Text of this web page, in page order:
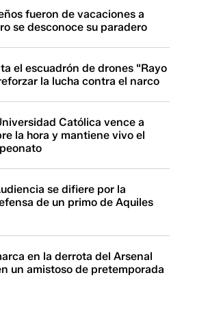
fueron de vacaciones a
se desconoce su paradero
el escuadrón de drones "Rayo
la lucha contra el narco
Católica vence a
la hora y mantiene vivo el
se difiere por la
de un primo de Aquiles
en la derrota del Arsenal
un amistoso de pretemporada